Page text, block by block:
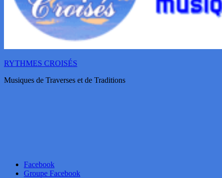
RYTHMES CROISÉS
Musiques de Traverses et de Traditions
Facebook
Groupe Facebook